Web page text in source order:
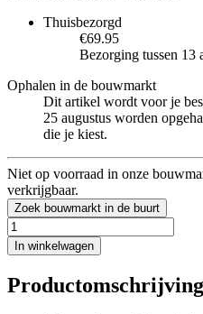
Thuisbezorgd
€69.95
Bezorging tussen 13
Ophalen in de bouwmarkt
Dit artikel wordt voor je
25 augustus worden
die je kiest.
Niet op voorraad in onze
verkrijgbaar.
Zoek bouwmarkt in de buurt
In winkelwagen
Productomschrijving